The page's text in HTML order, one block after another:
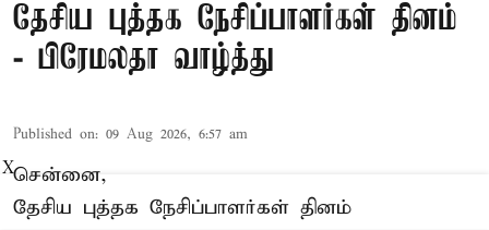
தேசிய புத்தக நேசிப்பாளர்கள் தினம்
- பிரேமலதா வாழ்த்து
Published on: 09 Aug 2026, 6:57 am
சென்னை,
தேசிய புத்தக நேசிப்பாளர்கள் தினம்
X